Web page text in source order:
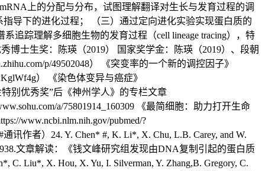
上的分配与分布，试图理解翻译对生长与发育过程的调
导下的进化过程； （三）通过定向进化实验实现蛋白质的
追踪理解多细胞生物的发育过程（cell lineage tracing），特
博士生奖：陈瑛（2019） 国家奖学金：陈瑛（2019）、段朝
p/49502048） 《突变率的一个新的调控因子》
） 《染色体变异与癌症》
特别优秀奖”后《神州学人》的专栏文章
a/75801914_160309 《最简细胞：助力打开生命
www.ncbi.nlm.nih.gov/pubmed/?
讯作者）24. Y. Chen* #, K. Li*, X. Chu, L.B. Carey, and W.
1938.文章解读：《钱文峰研究组发现由DNA复制引起的蛋白质
C. Liu*, X. Hou, X. Yu, I. Silverman, Y. Zhang,B. Gregory, C.